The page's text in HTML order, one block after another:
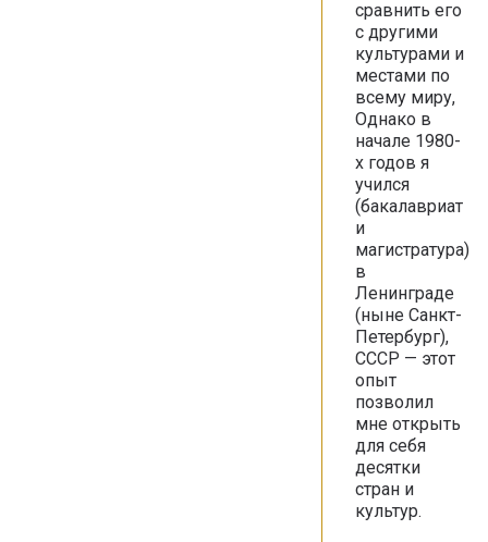
сравнить его
с другими
культурами и
местами по
всему миру,
Однако в
начале 1980-
х годов я
учился
(бакалавриат
и
магистратура)
в
Ленинграде
(ныне Санкт-
Петербург),
СССР — этот
опыт
позволил
мне открыть
для себя
десятки
стран и
культур.